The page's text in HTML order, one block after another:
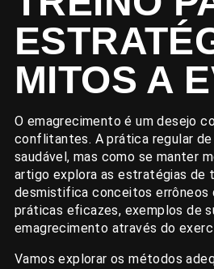
MITOS A
O emagrecimento é um desejo
conflitantes. A prática regular
saudável, mas como se manter
artigo explora as estratégias de
desmistifica conceitos errôneos
práticas eficazes, exemplos de
emagrecimento através do
Vamos explorar os métodos